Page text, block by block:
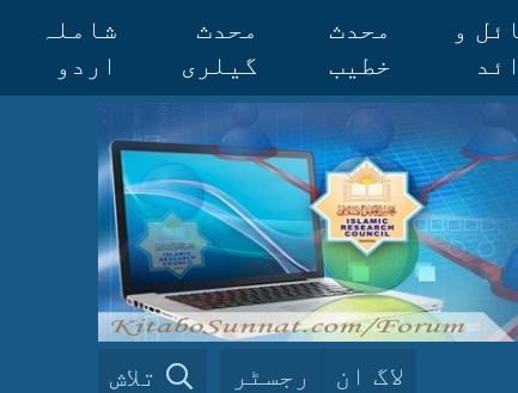
و
محدث
خطیب
محدث
گیلری
شاملہ
اردو
لاگ ان رجسٹر تلاش